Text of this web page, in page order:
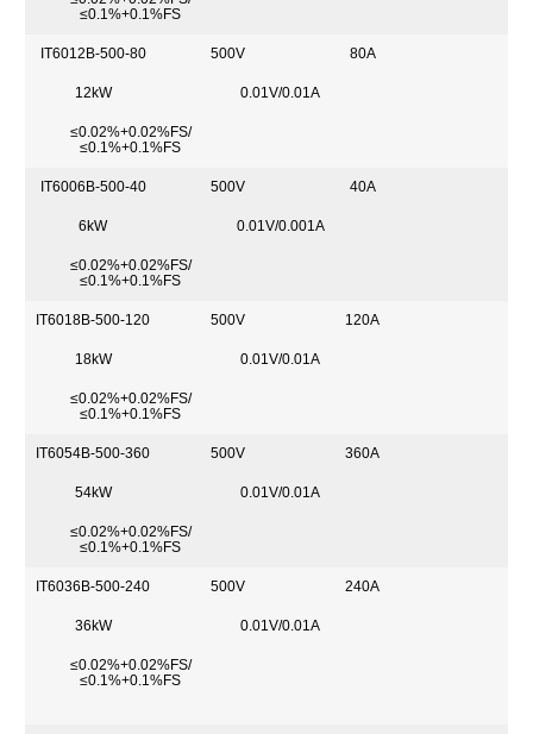
≤0.1%+0.1%FS
IT6012B-500-80 500V 80A
12kW 0.01V/0.01A
≤0.02%+0.02%FS/
≤0.1%+0.1%FS
IT6006B-500-40 500V 40A
6kW 0.01V/0.001A
≤0.02%+0.02%FS/
≤0.1%+0.1%FS
IT6018B-500-120 500V 120A
18kW 0.01V/0.01A
≤0.02%+0.02%FS/
≤0.1%+0.1%FS
IT6054B-500-360 500V 360A
54kW 0.01V/0.01A
≤0.02%+0.02%FS/
≤0.1%+0.1%FS
IT6036B-500-240 500V 240A
36kW 0.01V/0.01A
≤0.02%+0.02%FS/
≤0.1%+0.1%FS